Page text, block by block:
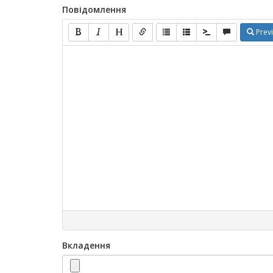
Повідомлення
Вкладення